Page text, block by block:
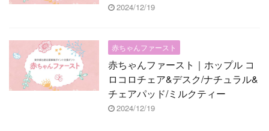
2024/12/19
赤ちゃんファースト
赤ちゃんファースト｜ホップル コ
ロコロチェア&デスク/ナチュラル&
チェアパッド/ミルクティー
2024/12/19